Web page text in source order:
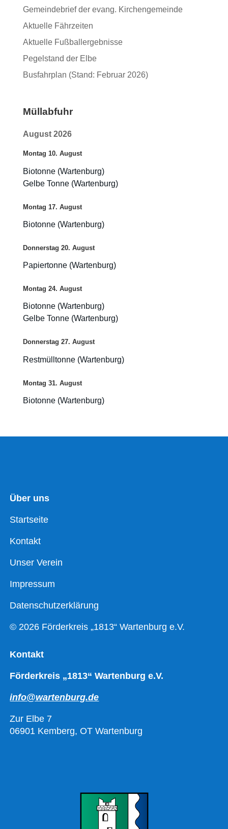
Gemeindebrief der evang. Kirchengemeinde
Aktuelle Fährzeiten
Aktuelle Fußballergebnisse
Pegelstand der Elbe
Busfahrplan (Stand: Februar 2026)
Müllabfuhr
August 2026
Montag 10. August
Biotonne (Wartenburg)
Gelbe Tonne (Wartenburg)
Montag 17. August
Biotonne (Wartenburg)
Donnerstag 20. August
Papiertonne (Wartenburg)
Montag 24. August
Biotonne (Wartenburg)
Gelbe Tonne (Wartenburg)
Donnerstag 27. August
Restmülltonne (Wartenburg)
Montag 31. August
Biotonne (Wartenburg)
Über uns
Startseite
Kontakt
Unser Verein
Impressum
Datenschutzerklärung
© 2026 Förderkreis „1813“ Wartenburg e.V.
Kontakt
Förderkreis „1813“ Wartenburg e.V.
info@wartenburg.de
Zur Elbe 7
06901 Kemberg, OT Wartenburg